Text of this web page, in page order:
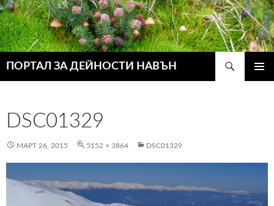
ПОРТАЛ ЗА ДЕЙНОСТИ НАВЪН
DSC01329
МАРТ 26, 2015 5152 × 3864 DSC01329